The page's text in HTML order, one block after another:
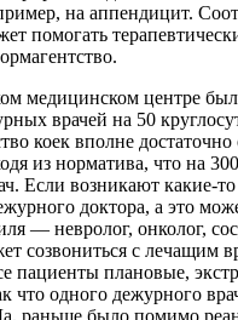
на аппендицит.
помогать
медицинском центре
врачей на 50
коек вполне
из норматива, что на
Если возникают какие-
доктора, а это
— невролог, онколог,
созвониться с лечащим
пациенты плановые,
что одного дежурного
раньше было помимо